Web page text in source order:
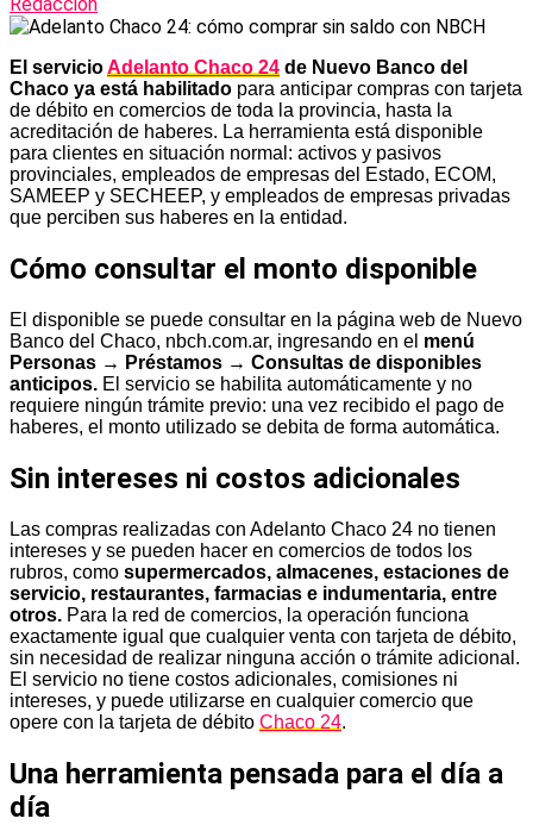
Redacción
El servicioAdelanto Chaco 24 de Nuevo Banco del
Chaco ya está habilitado para anticipar compras con tarjeta
de débito en comercios de toda la provincia, hasta la
acreditación de haberes. La herramienta está disponible
para clientes en situación normal: activos y pasivos
provinciales, empleados de empresas del Estado, ECOM,
SAMEEP y SECHEEP, y empleados de empresas privadas
que perciben sus haberes en la entidad.
Cómo consultar el monto disponible
El disponible se puede consultar en la página web de Nuevo
Banco del Chaco, nbch.com.ar, ingresando en el menú
Personas → Préstamos → Consultas de disponibles
anticipos. El servicio se habilita automáticamente y no
requiere ningún trámite previo: una vez recibido el pago de
haberes, el monto utilizado se debita de forma automática.
Sin intereses ni costos adicionales
Las compras realizadas con Adelanto Chaco 24 no tienen
intereses y se pueden hacer en comercios de todos los
rubros, como supermercados, almacenes, estaciones de
servicio, restaurantes, farmacias e indumentaria, entre
otros. Para la red de comercios, la operación funciona
exactamente igual que cualquier venta con tarjeta de débito,
sin necesidad de realizar ninguna acción o trámite adicional.
El servicio no tiene costos adicionales, comisiones ni
intereses, y puede utilizarse en cualquier comercio que
opere con la tarjeta de débito Chaco 24.
Una herramienta pensada para el día a
día